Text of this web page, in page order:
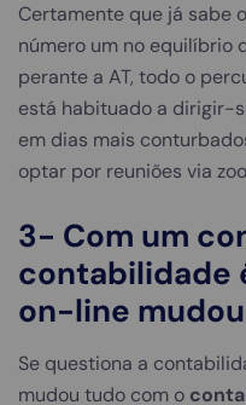
Certamente que já sabe
número um no equilíbrio
perante a AT, todo o
está habituado a dirigir-
em dias mais
optar por reuniões via
3- Com um
contabilidade
on-line
Se questiona a
mudou tudo com o